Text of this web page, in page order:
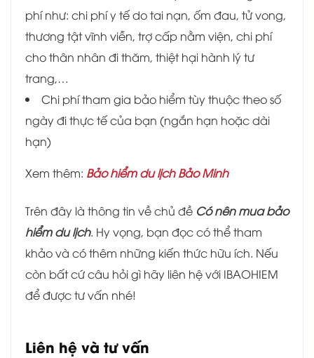
phí như: chi phí y tế do tai nạn, ốm đau, tử vong,
thương tật vĩnh viễn, trợ cấp nằm viện, chi phí
cho thân nhân đi thăm, thiệt hại hành lý tư
trang,…
Chi phí tham gia bảo hiểm tùy thuộc theo số
ngày đi thực tế của bạn (ngắn hạn hoặc dài
hạn)
Xem thêm: Bảo hiểm du lịch Bảo Minh
Trên đây là thông tin về chủ đề Có nên mua bảo
hiểm du lịch. Hy vọng, bạn đọc có thể tham
khảo và có thêm những kiến thức hữu ích. Nếu
còn bất cứ câu hỏi gì hãy liên hệ với IBAOHIEM
để được tư vấn nhé!
Liên hệ và tư vấn